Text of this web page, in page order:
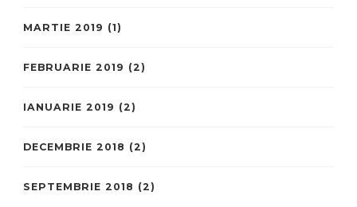
MARTIE 2019 (1)
FEBRUARIE 2019 (2)
IANUARIE 2019 (2)
DECEMBRIE 2018 (2)
SEPTEMBRIE 2018 (2)